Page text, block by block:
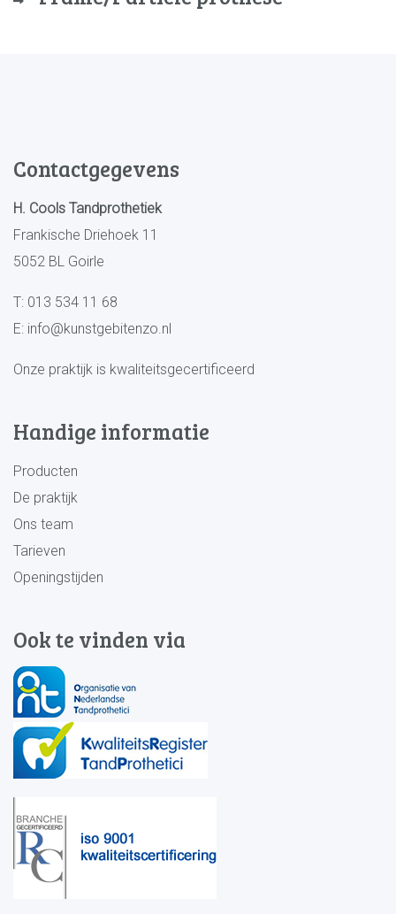
Contactgegevens
H. Cools Tandprothetiek
Frankische Driehoek 11
5052 BL Goirle
T: 013 534 11 68
E: info@kunstgebitenzo.nl
Onze praktijk is kwaliteitsgecertificeerd
Handige informatie
Producten
De praktijk
Ons team
Tarieven
Openingstijden
Ook te vinden via